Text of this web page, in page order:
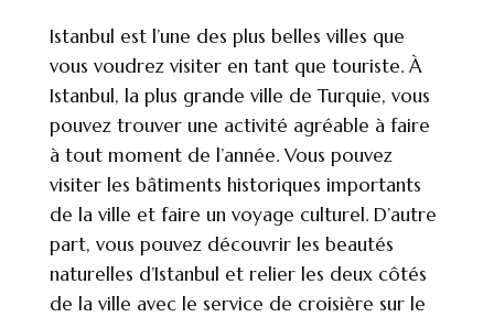
Istanbul est l’une des plus belles villes que
vous voudrez visiter en tant que touriste. À
Istanbul, la plus grande ville de Turquie, vous
pouvez trouver une activité agréable à faire
à tout moment de l’année. Vous pouvez
visiter les bâtiments historiques importants
de la ville et faire un voyage culturel. D’autre
part, vous pouvez découvrir les beautés
naturelles d’Istanbul et relier les deux côtés
de la ville avec le service de croisière sur le